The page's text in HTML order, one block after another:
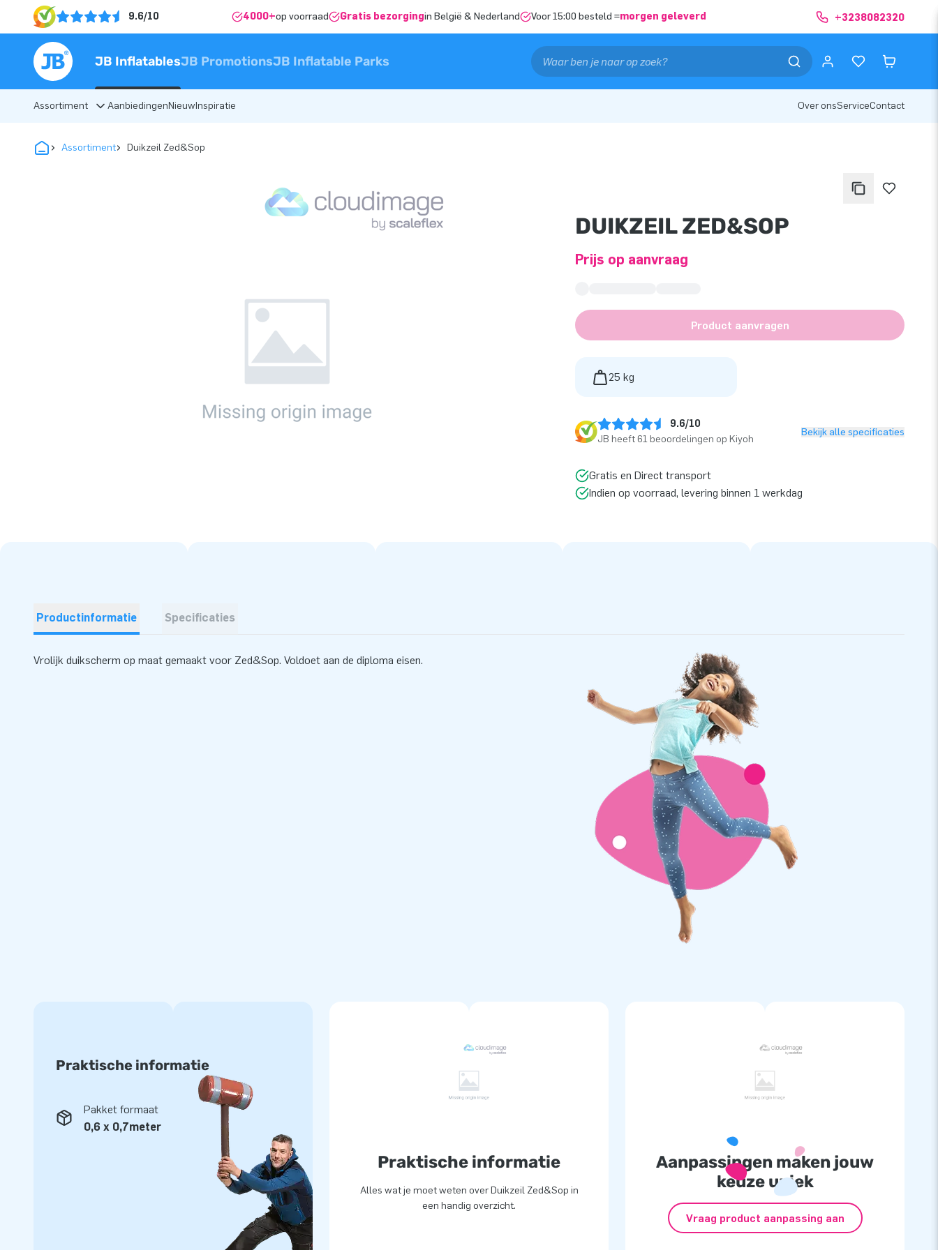
9.6/10 4000+op voorraad Gratis bezorgingin België & Nederland Voor 15:00 besteld =morgen geleverd +3238082320
JB InflatablesJB PromotionsJB Inflatable Parks
Assortiment AanbiedingenNieuwInspiratie Over onsServiceContact
Assortiment Duikzeil Zed&Sop
DUIKZEIL ZED&SOP
Prijs op aanvraag
Product aanvragen
25 kg
9.6/10
JB heeft 61 beoordelingen op Kiyoh
Bekijk alle specificaties
Gratis en Direct transport
Indien op voorraad, levering binnen 1 werkdag
Productinformatie Specificaties
Vrolijk duikscherm op maat gemaakt voor Zed&Sop. Voldoet aan de diploma eisen.
Praktische informatie
Pakket formaat
0,6 x 0,7meter
Praktische informatie
Alles wat je moet weten over Duikzeil Zed&Sop in
een handig overzicht.
Aanpassingen maken jouw
keuze uniek
Vraag product aanpassing aan